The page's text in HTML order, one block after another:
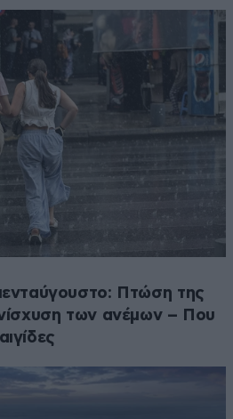
Πτώση της
των ανέμων – Που